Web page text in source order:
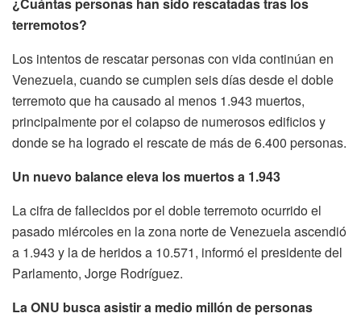
terremotos?
Los intentos de rescatar personas con vida continúan en
Venezuela, cuando se cumplen seis días desde el doble
terremoto que ha causado al menos 1.943 muertos,
principalmente por el colapso de numerosos edificios y
donde se ha logrado el rescate de más de 6.400 personas.
Un nuevo balance eleva los muertos a 1.943
La cifra de fallecidos por el doble terremoto ocurrido el
pasado miércoles en la zona norte de Venezuela ascendió
a 1.943 y la de heridos a 10.571, informó el presidente del
Parlamento, Jorge Rodríguez.
La ONU busca asistir a medio millón de personas